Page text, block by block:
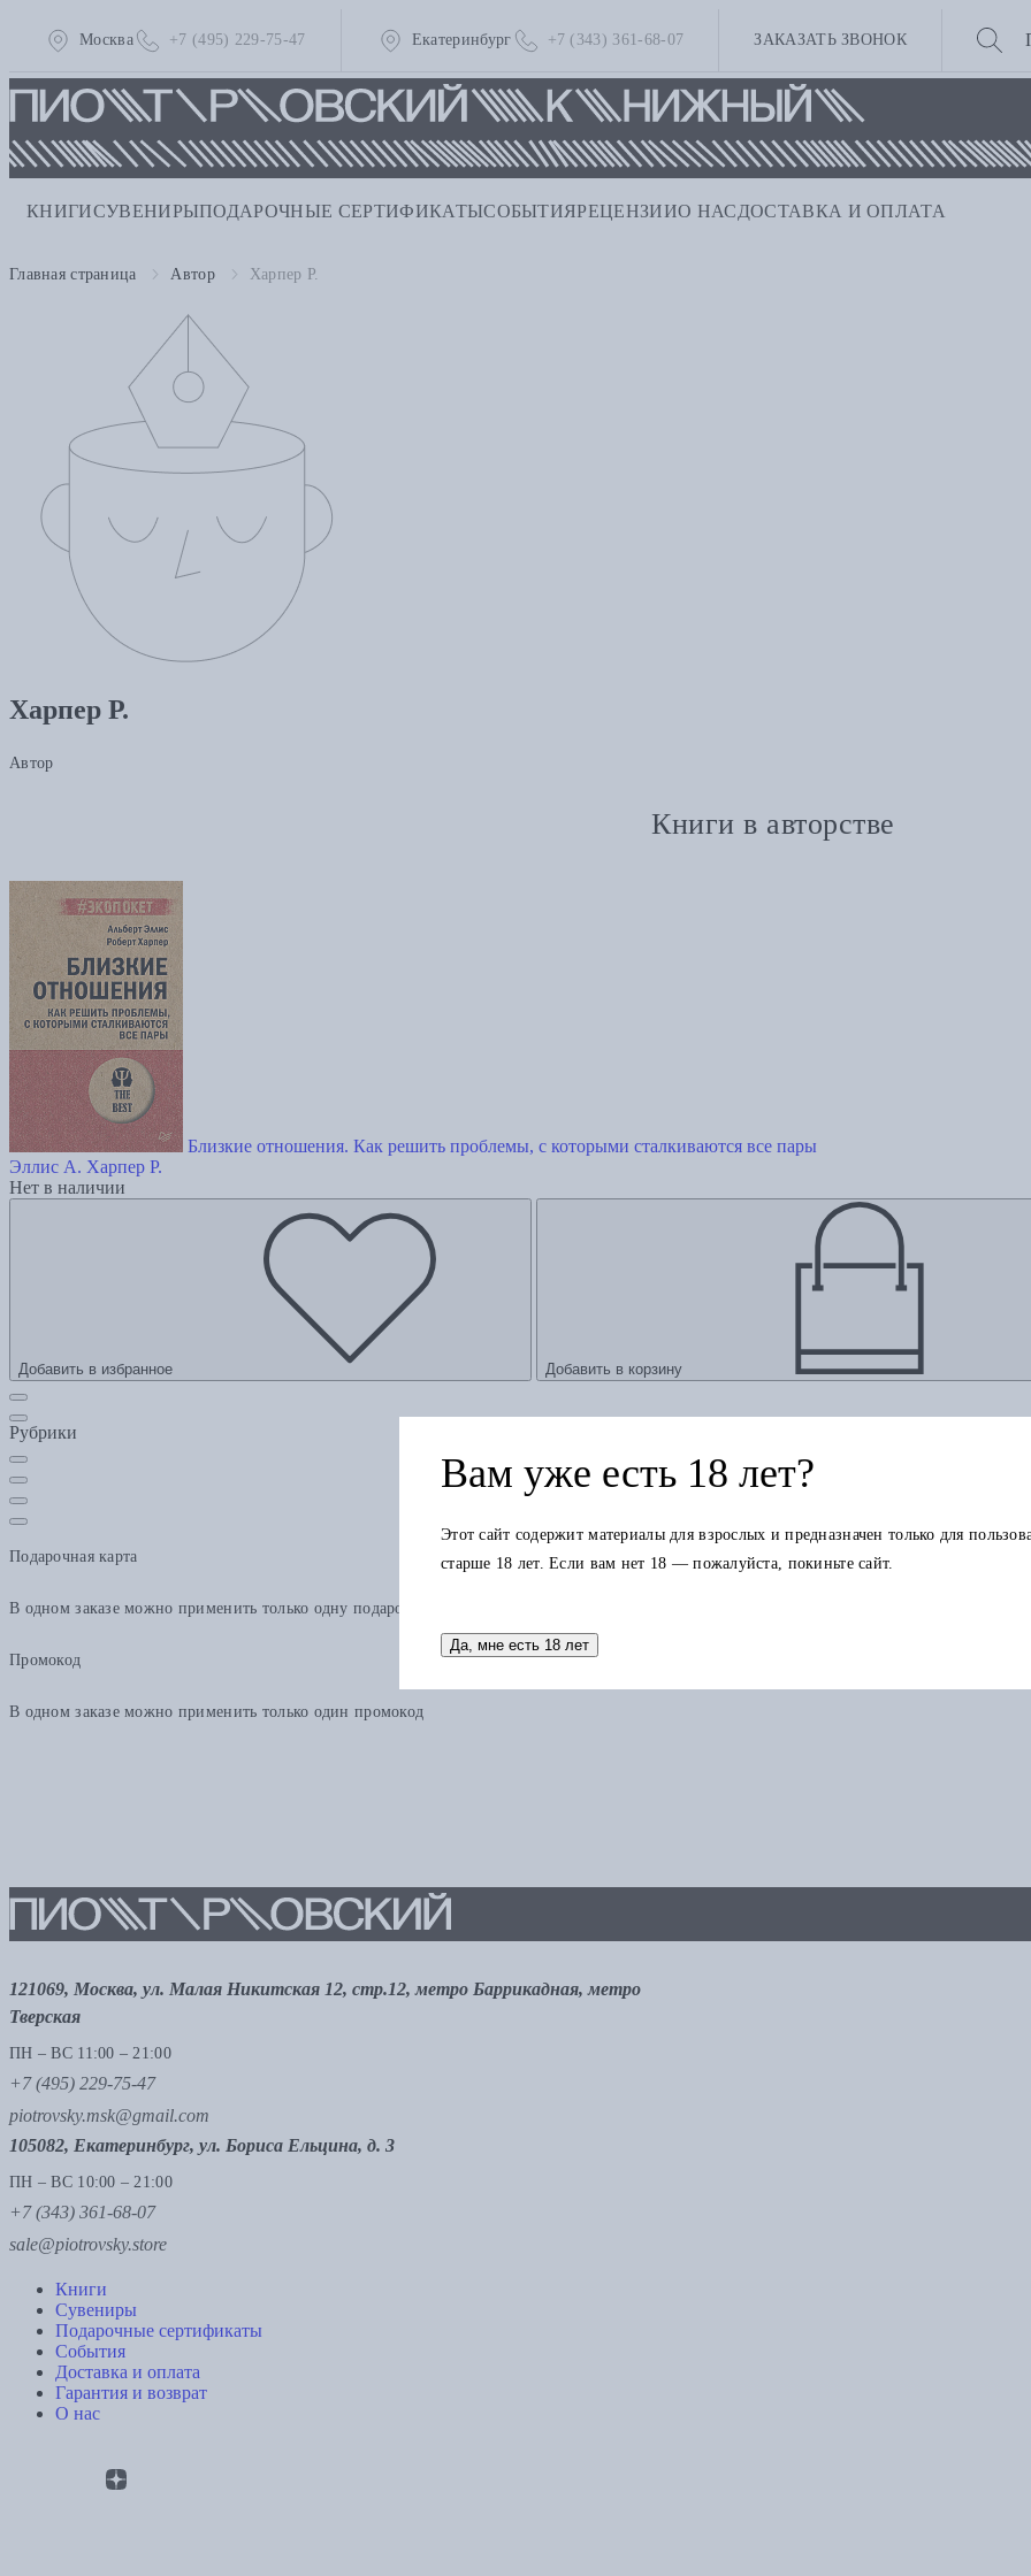
Москва +7 (495) 229-75-47 Екатеринбург +7 (343) 361-68-07 ЗАКАЗАТЬ ЗВОНОК
КНИГИСУВЕНИРЫПОДАРОЧНЫЕ СЕРТИФИКАТЫСОБЫТИЯРЕЦЕНЗИИО НАС ДОСТАВКА И ОПЛАТА
Главная страница Автор Харпер Р.
Харпер Р.
Автор
Книги в авторстве
Близкие отношения. Как решить проблемы, с которыми сталкиваются все пары
Эллис А. Харпер Р.
Нет в наличии
Добавить в избранное Добавить в корзину
Рубрики
Подарочная карта
В одном заказе можно применить только одну подарочную карту. Остаток по карте можно использовать в других заказах.
Промокод
В одном заказе можно применить только один промокод
121069, Москва, ул. Малая Никитская 12, стр.12, метро Баррикадная, метро
Тверская
ПН – ВС 11:00 – 21:00
+7 (495) 229-75-47
piotrovsky.msk@gmail.com
105082, Екатеринбург, ул. Бориса Ельцина, д. 3
ПН – ВС 10:00 – 21:00
+7 (343) 361-68-07
sale@piotrovsky.store
Книги
Сувениры
Подарочные сертификаты
События
Доставка и оплата
Гарантия и возврат
О нас
Вам уже есть 18 лет?
Этот сайт содержит материалы для взрослых и предназначен только для
старше 18 лет. Если вам нет 18 — пожалуйста, покиньте сайт.
Да, мне есть 18 лет